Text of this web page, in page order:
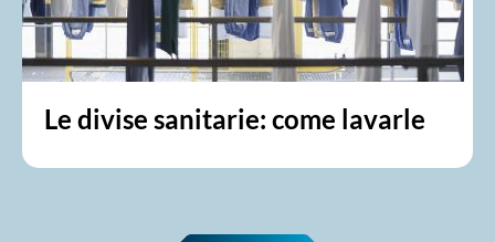
Le divise sanitarie: come lavarle